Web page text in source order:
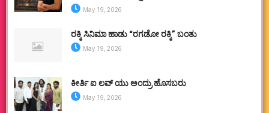
May 19, 2026
ರಕ್ಕಿ ಸಿನಿಮಾ ಹಾಡು “ರಗಡೋ ರಕ್ಕಿ” ಬಂತು
May 19, 2026
ಕೀರ್ತಿ ಐ ಲವ್ ಯು ಅಂದ್ರು ಹೊಸಬರು
May 19, 2026